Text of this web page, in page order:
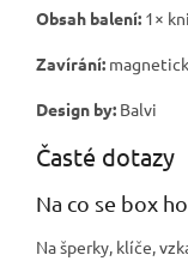
Obsah balení: 1×
Zavírání:
Design by: Balvi
Časté dotazy
Na co se box
Na šperky, klíče,